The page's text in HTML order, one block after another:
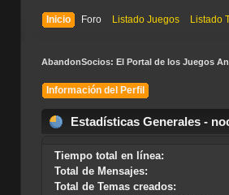
Inicio Foro Listado Juegos Listado
AbandonSocios: El Portal de los Juegos
Información del Perfil
Estadísticas Generales -
Tiempo total en línea:
Total de Mensajes:
Total de Temas creados: